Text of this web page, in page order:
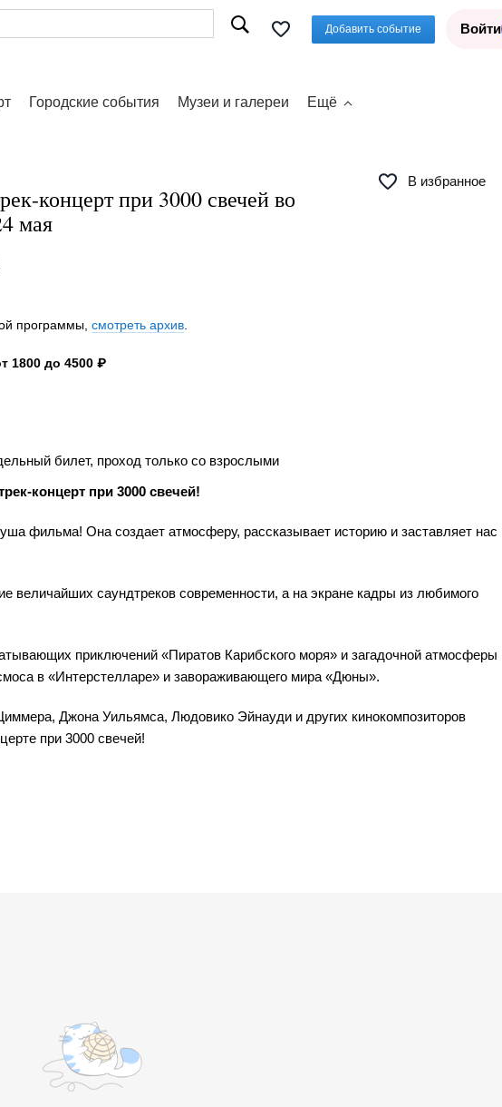
Добавить событие Войти
Городские события Музеи и галереи Ещё
В избранное
концерт при 3000 свечей во
мая
программы, смотреть архив
1800 до 4500 ₽
билет, проход только со взрослыми
концерт при 3000 свечей!
фильма! Она создает атмосферу, рассказывает историю и заставляет нас
величайших саундтреков современности, а на экране кадры из любимого
приключений «Пиратов Карибского моря» и загадочной атмосферы
в «Интерстелларе» и завораживающего мира «Дюны».
Джона Уильямса, Людовико Эйнауди и других кинокомпозиторов
при 3000 свечей!